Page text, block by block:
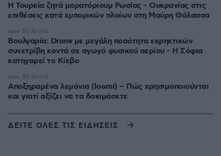
Η Τουρκία ζητά μορατόριουμ Ρωσίας - Ουκρανίας στις
επιθέσεις κατά εμπορικών πλοίων στη Μαύρη Θάλασσα
Βουλγαρία: Drone με μεγάλη ποσότητα εκρηκτικών
συνετρίβη κοντά σε αγωγό φυσικού αερίου - Η Σόφια
κατηγορεί το Κίεβο
πριν 30 λεπτά
Αποξηραμένα λεμόνια (loomi) – Πώς χρησιμοποιούνται
και γιατί αξίζει να τα δοκιμάσετε
πριν 30 λεπτά
ΔΕΙΤΕ ΟΛΕΣ ΤΙΣ ΕΙΔΗΣΕΙΣ